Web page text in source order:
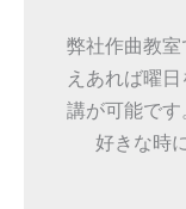
弊社作曲教
えあれば曜
講が可能で
好きな時